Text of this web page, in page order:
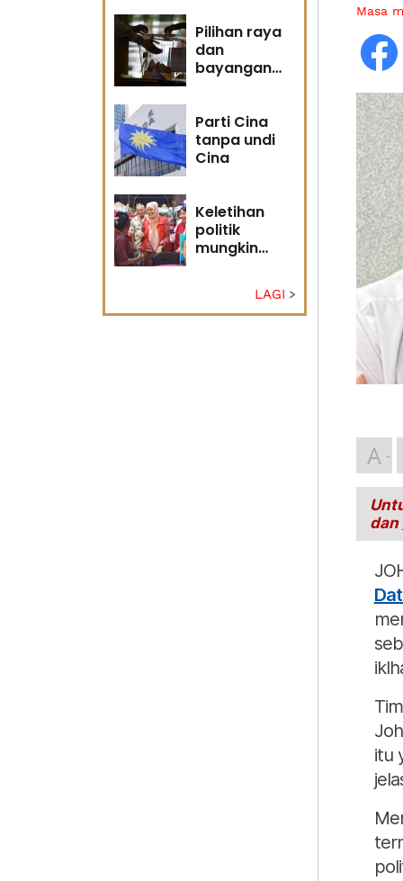
Pilihan raya
dan
bayangan
Parti Cina
tanpa undi
Cina
Keletihan
politik
mungkin
Penganalisis
LAGI
Masa
A
dan
itu